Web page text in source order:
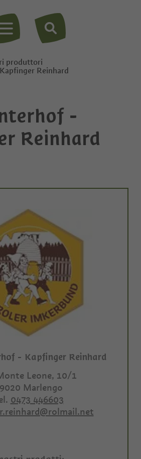
MENU
produttori
Reinhard
-
Reinhard
- Kapfinger Reinhard
Leone, 10/1
Marlengo
0473 446603